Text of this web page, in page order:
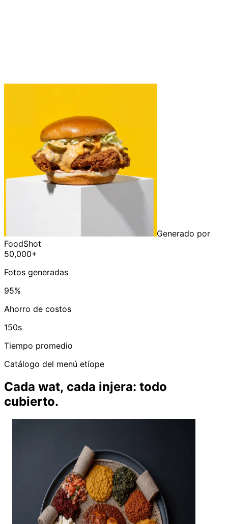
Generado por
FoodShot
50,000+
Fotos generadas
95%
Ahorro de costos
150s
Tiempo promedio
Catálogo del menú etíope
Cada wat, cada injera: todo
cubierto.